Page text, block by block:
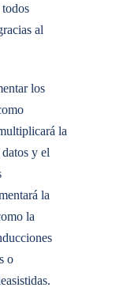
al
los
la
y el
la
la
o